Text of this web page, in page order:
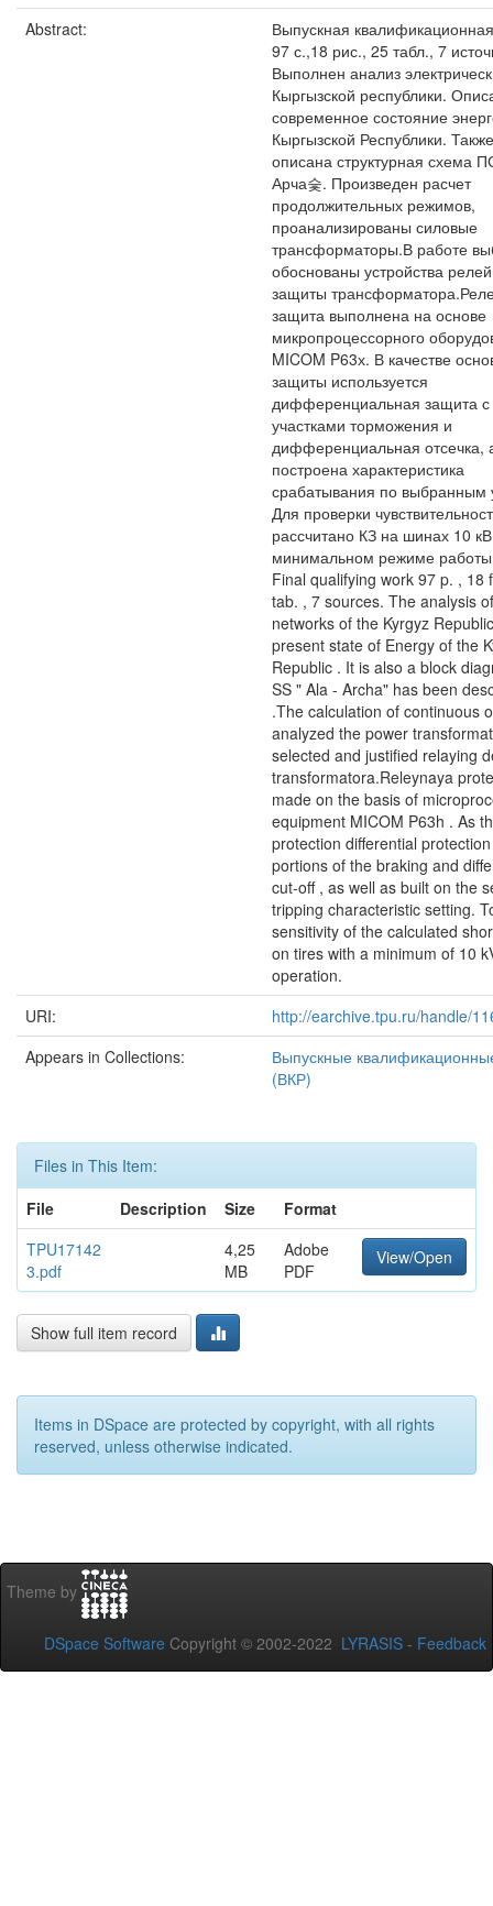
Abstract:
Выпускная
97 с.,18 рис., 25 табл., 7
Выполнен анализ
Кыргызской республики.
современное состояние
Кыргызской Республики.
описана структурная схема
Арча슻. Произведен расчет
продолжительных режимов,
проанализированы силовые
трансформаторы.В работе
обоснованы устройства
защиты
защита выполнена на основе
микропроцессорного
MICOM P63х. В качестве
защиты используется
дифференциальная защита
участками торможения и
дифференциальная отсечка,
построена характеристика
срабатывания по выбранным
Для проверки
рассчитано КЗ на шинах 10
минимальном режиме
Final qualifying work 97 p. , 18
tab. , 7 sources. The analysis
networks of the Kyrgyz
present state of Energy of the
Republic . It is also a block
SS " Ala - Archa" has been
.The calculation of continuous
analyzed the power
selected and justified relaying
transformatora.Releynaya
made on the basis of
equipment MICOM P63h . As
protection differential
portions of the braking and
cut-off , as well as built on the
tripping characteristic setting.
sensitivity of the calculated
on tires with a minimum of 10
operation.
URI:
http://earchive.tpu.ru/handle/
Appears in Collections:
Выпускные
(ВКР)
Files in This Item:
File
Description Size
Format
TPU17142
3.pdf
4,25
MB
Adobe
PDF
View/Open
Show full item record
Items in DSpace are protected by copyright, with all rights
reserved, unless otherwise indicated.
Theme by
DSpace Software Copyright © 2002-2022 LYRASIS - Feedback